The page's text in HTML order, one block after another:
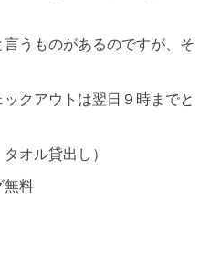
うものがあるのですが、そ
クアウトは翌日９時までと
オル貸出し）
無料